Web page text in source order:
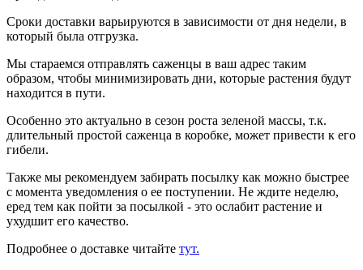
Сроки доставки варьируются в зависимости от дня недели, в
который была отгрузка.
Мы стараемся отправлять саженцы в ваш адрес таким
образом, чтобы минимизировать дни, которые растения будут
находится в пути.
Особенно это актуально в сезон роста зеленой массы, т.к.
длительный простой саженца в коробке, может привести к его
гибели.
Также мы рекомендуем забирать посылку как можно быстрее
с момента уведомления о ее поступении. Не ждите неделю,
еред тем как пойти за посылкой - это ослабит растение и
ухудшит его качество.
Подробнее о доставке читайте тут.